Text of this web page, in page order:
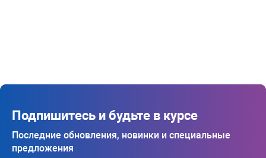
Подпишитесь и будьте в курсе
Последние обновления, новинки и специальные
предложения